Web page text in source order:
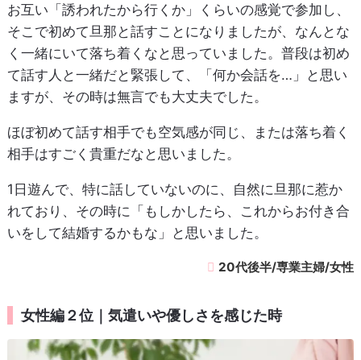
お互い「誘われたから行くか」くらいの感覚で参加し、
そこで初めて旦那と話すことになりましたが、なんとな
く一緒にいて落ち着くなと思っていました。普段は初め
て話す人と一緒だと緊張して、「何か会話を…」と思い
ますが、その時は無言でも大丈夫でした。
ほぼ初めて話す相手でも空気感が同じ、または落ち着く
相手はすごく貴重だなと思いました。
1日遊んで、特に話していないのに、自然に旦那に惹か
れており、その時に「もしかしたら、これからお付き合
いをして結婚するかもな」と思いました。
20代後半/専業主婦/女性
女性編２位｜気遣いや優しさを感じた時